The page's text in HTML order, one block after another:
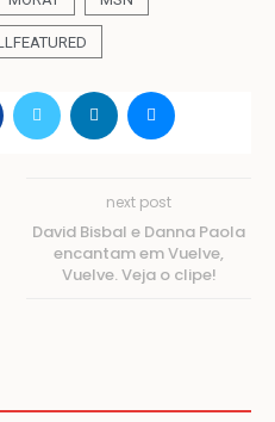
next post
David Bisbal e Danna Paola
encantam em Vuelve,
Vuelve. Veja o clipe!